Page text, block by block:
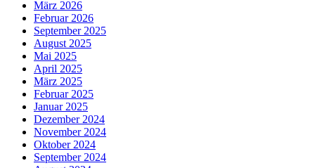
März 2026
Februar 2026
September 2025
August 2025
Mai 2025
April 2025
März 2025
Februar 2025
Januar 2025
Dezember 2024
November 2024
Oktober 2024
September 2024